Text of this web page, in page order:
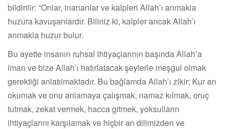
bildirilir: “Onlar, inananlar ve kalpleri Allah’ı anmakla
huzura kavuşanlardır. Biliniz ki, kalpler ancak Allah’ı
anmakla huzur bulur.
Bu ayette insanın ruhsal ihtiyaçlarının başında Allah’a
iman ve bize Allah’ı hatırlatacak şeylerle meşgul olmak
gerektiği anlatılmaktadır. Bu bağlamda Allah’ı zikir; Kur an
okumak ve onu anlamaya çalışmak, namaz kılmak, oruç
tutmak, zekat vermek, hacca gitmek, yoksulların
ihtiyaçlarını karşılamak ve hiçbir an dilimizden ve